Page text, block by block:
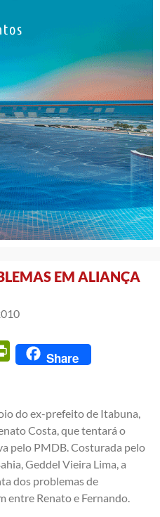
EM ALIANÇA
PrintFriendly
Share
do ex-prefeito de Itabuna,
Costa, que tentará o
pelo PMDB. Costurada pelo
Geddel Vieira Lima, a
dos problemas de
entre Renato e Fernando.